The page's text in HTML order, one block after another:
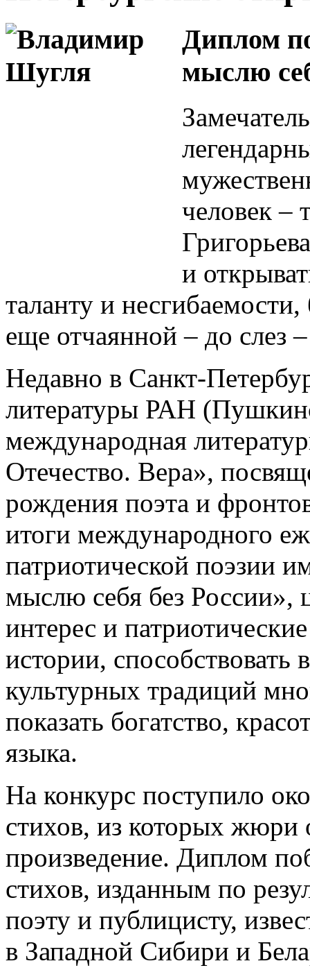
Диплом
мыслю
человек –
и
таланту и
еще отчаянной – до слез
Недавно в Санкт-
литературы РАН
международная
Отечество. Вера»,
рождения поэта и
итоги международного
патриотической поэзии
мыслю себя без России»,
интерес и
истории,
культурных традиций
показать богатство,
языка.
На конкурс поступило
стихов, из которых жюри
произведение. Диплом
стихов, изданным по
поэту и публицисту,
в Западной Сибири и